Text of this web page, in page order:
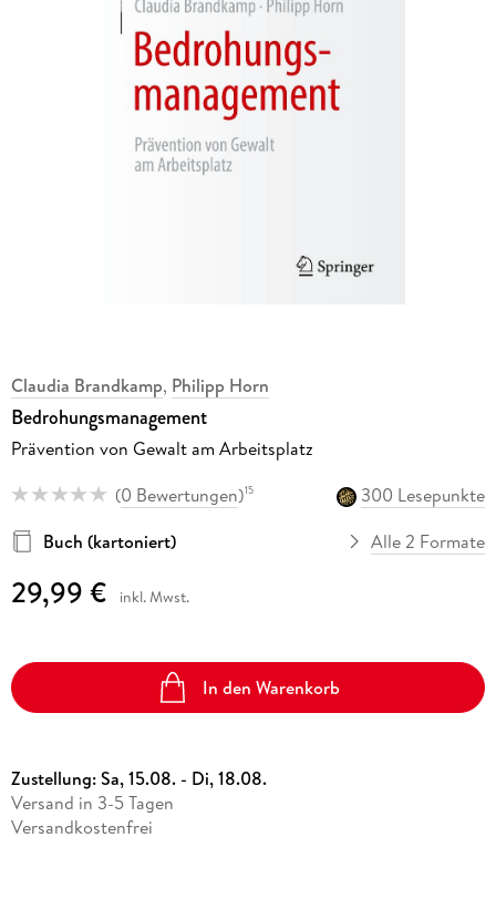
Claudia Brandkamp, Philipp Horn
Bedrohungsmanagement
Prävention von Gewalt am Arbeitsplatz
(0 Bewertungen)15
300 Lesepunkte
Buch (kartoniert)
Alle 2 Formate
29,99 € inkl. Mwst.
In den Warenkorb
Zustellung:Sa, 15.08. - Di, 18.08.
Versand in 3-5 Tagen
Versandkostenfrei